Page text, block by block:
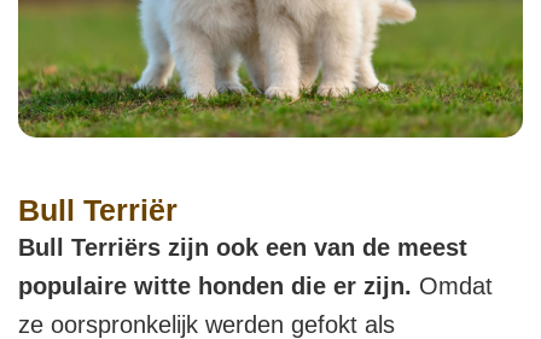
Bull Terriër
Bull Terriërs zijn ook een van de meest
populaire witte honden die er zijn. Omdat
ze oorspronkelijk werden gefokt als